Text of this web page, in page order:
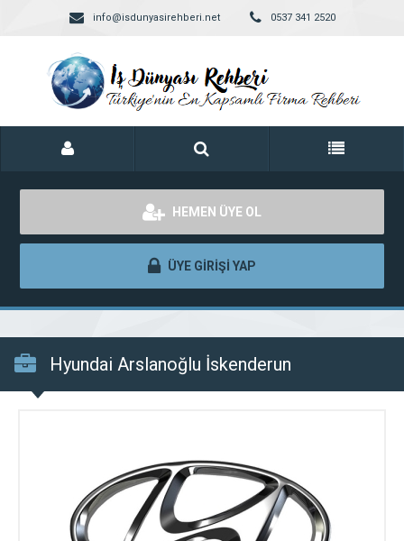
info@isdunyasirehberi.net 0537 341 2520
HEMEN ÜYE OL
ÜYE GİRİŞİ YAP
Hyundai Arslanoğlu İskenderun